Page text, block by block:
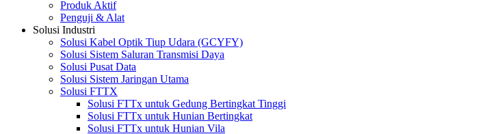
Produk Aktif
Penguji & Alat
Solusi Industri
Solusi Kabel Optik Tiup Udara (GCYFY)
Solusi Sistem Saluran Transmisi Daya
Solusi Pusat Data
Solusi Sistem Jaringan Utama
Solusi FTTX
Solusi FTTx untuk Gedung Bertingkat Tinggi
Solusi FTTx untuk Hunian Bertingkat
Solusi FTTx untuk Hunian Vila